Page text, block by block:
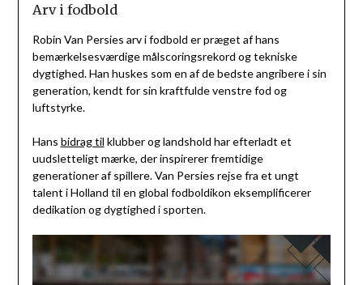
Arv i fodbold
Robin Van Persies arv i fodbold er præget af hans
bemærkelsesværdige målscoringsrekord og tekniske
dygtighed. Han huskes som en af de bedste angribere i sin
generation, kendt for sin kraftfulde venstre fod og
luftstyrke.
Hans bidrag til klubber og landshold har efterladt et
uudsletteligt mærke, der inspirerer fremtidige
generationer af spillere. Van Persies rejse fra et ungt
talent i Holland til en global fodboldikon eksemplificerer
dedikation og dygtighed i sporten.